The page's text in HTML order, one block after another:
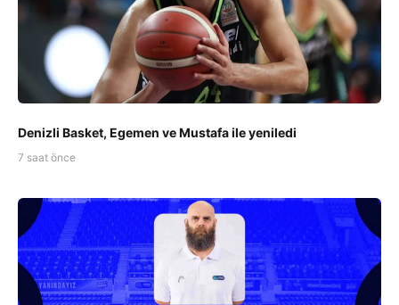
Denizli Basket, Egemen ve Mustafa ile yeniledi
7 saat önce